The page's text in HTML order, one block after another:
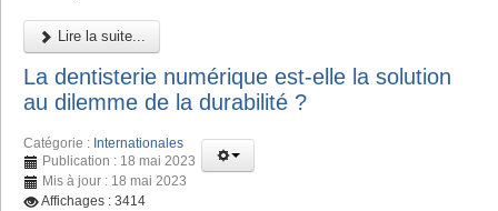
Lire la suite...
La dentisterie numérique est-elle la solution
au dilemme de la durabilité ?
Catégorie : Internationales
Publication : 18 mai 2023
Mis à jour : 18 mai 2023
Affichages : 3414